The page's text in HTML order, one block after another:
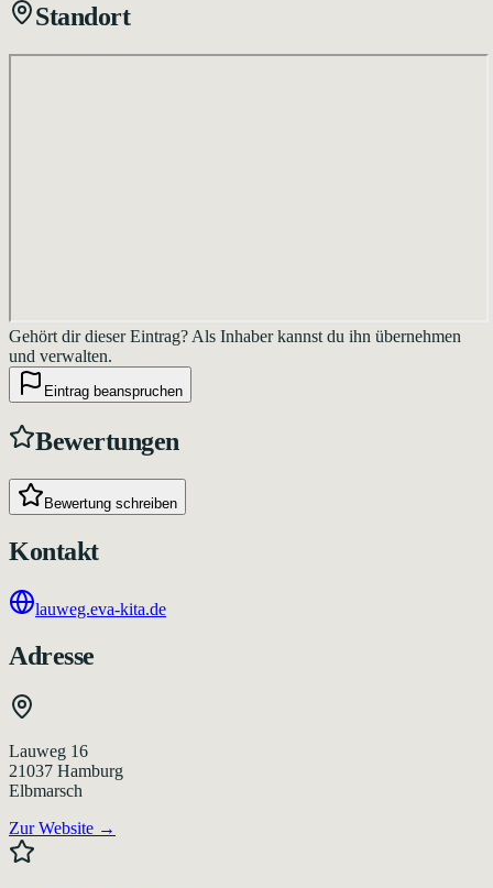
Standort
Gehört dir dieser Eintrag? Als Inhaber kannst du ihn übernehmen
und verwalten.
Eintrag beanspruchen
Bewertungen
Bewertung schreiben
Kontakt
lauweg.eva-kita.de
Adresse
Lauweg 16
21037 Hamburg
Elbmarsch
Zur Website →